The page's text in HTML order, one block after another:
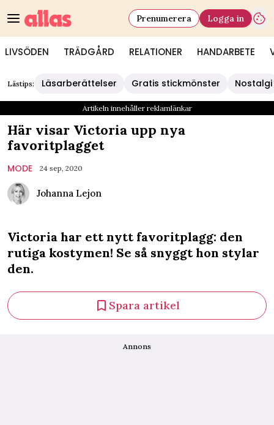
LIVSÖDEN TRÄDGÅRD RELATIONER HANDARBETE
Prenumerera Logga in
Lästips: Läsarberättelser Gratis stickmönster Nostalgi
Artikeln innehåller reklamlänkar
Här visar Victoria upp nya
favoritplagget
MODE 24 sep, 2020
Johanna Lejon
Victoria har ett nytt favoritplagg: den
rutiga kostymen! Se så snyggt hon stylar
den.
Spara artikel
Annons